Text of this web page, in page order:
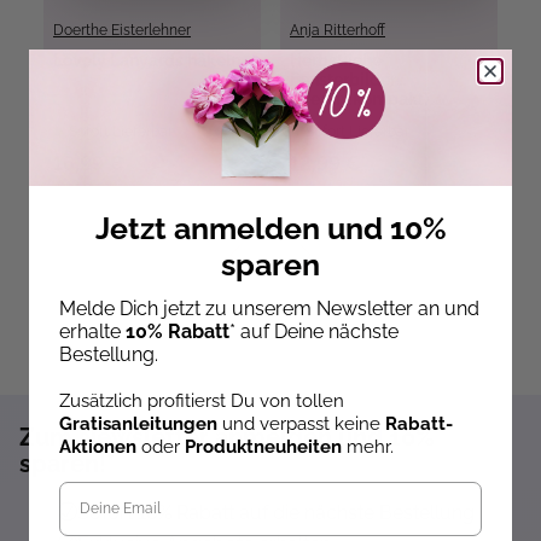
Doerthe Eisterlehner Anja Ritterhoff
Herbstliche
Fensterbilder
(kreativ.kompakt)
Sofort Lieferbar
Zum Newsletter anmelden und 10%
sparen!*
Sofort 10% Rabatt auf die nächste Bestellung
Jetzt anmelden und 10%
sparen
Melde Dich jetzt zu unserem Newsletter an und
erhalte 10% Rabatt* auf Deine nächste
Bestellung.
Zusätzlich profitierst Du von tollen
Gratisanleitungen und verpasst keine Rabatt-
Aktionen oder Produktneuheiten mehr.